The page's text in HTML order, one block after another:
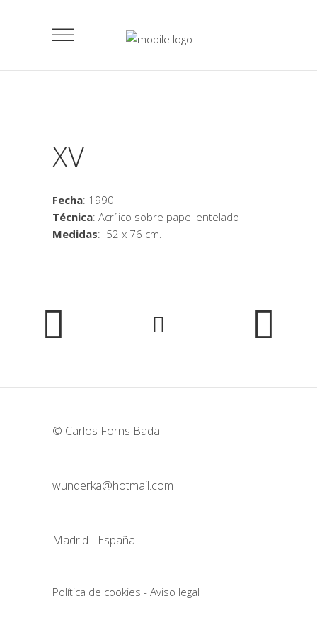
XV
Fecha: 1990
Técnica: Acrílico sobre papel entelado
Medidas: 52 x 76 cm.
© Carlos Forns Bada
wunderka@hotmail.com
Madrid - España
Política de cookies - Aviso legal